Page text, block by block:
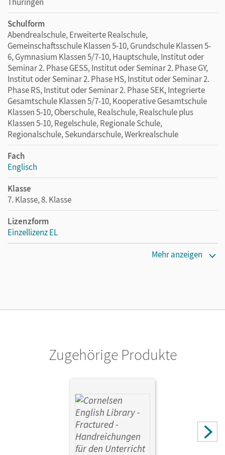
Schulform
Abendrealschule, Erweiterte Realschule,
Gemeinschaftsschule Klassen 5-10, Grundschule Klassen 5-
6, Gymnasium Klassen 5/7-10, Hauptschule, Institut oder
Seminar 2. Phase GESS, Institut oder Seminar 2. Phase GY,
Institut oder Seminar 2. Phase HS, Institut oder Seminar 2.
Phase RS, Institut oder Seminar 2. Phase SEK, Integrierte
Gesamtschule Klassen 5/7-10, Kooperative Gesamtschule
Klassen 5-10, Oberschule, Realschule, Realschule plus
Klassen 5-10, Regelschule, Regionale Schule,
Regionalschule, Sekundarschule, Werkrealschule
Fach
Englisch
Klasse
7. Klasse, 8. Klasse
Lizenzform
Einzellizenz EL
Mehr anzeigen
Zugehörige Produkte